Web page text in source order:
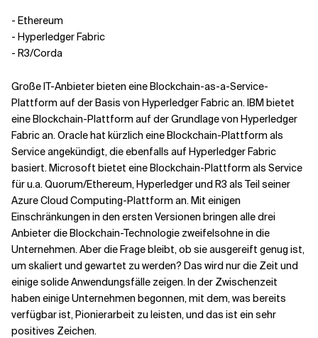
- Ethereum
- Hyperledger Fabric
- R3/Corda
Große IT-Anbieter bieten eine Blockchain-as-a-Service-
Plattform auf der Basis von Hyperledger Fabric an. IBM bietet
eine Blockchain-Plattform auf der Grundlage von Hyperledger
Fabric an. Oracle hat kürzlich eine Blockchain-Plattform als
Service angekündigt, die ebenfalls auf Hyperledger Fabric
basiert. Microsoft bietet eine Blockchain-Plattform als Service
für u.a. Quorum/Ethereum, Hyperledger und R3 als Teil seiner
Azure Cloud Computing-Plattform an. Mit einigen
Einschränkungen in den ersten Versionen bringen alle drei
Anbieter die Blockchain-Technologie zweifelsohne in die
Unternehmen. Aber die Frage bleibt, ob sie ausgereift genug ist,
um skaliert und gewartet zu werden? Das wird nur die Zeit und
einige solide Anwendungsfälle zeigen. In der Zwischenzeit
haben einige Unternehmen begonnen, mit dem, was bereits
verfügbar ist, Pionierarbeit zu leisten, und das ist ein sehr
positives Zeichen.